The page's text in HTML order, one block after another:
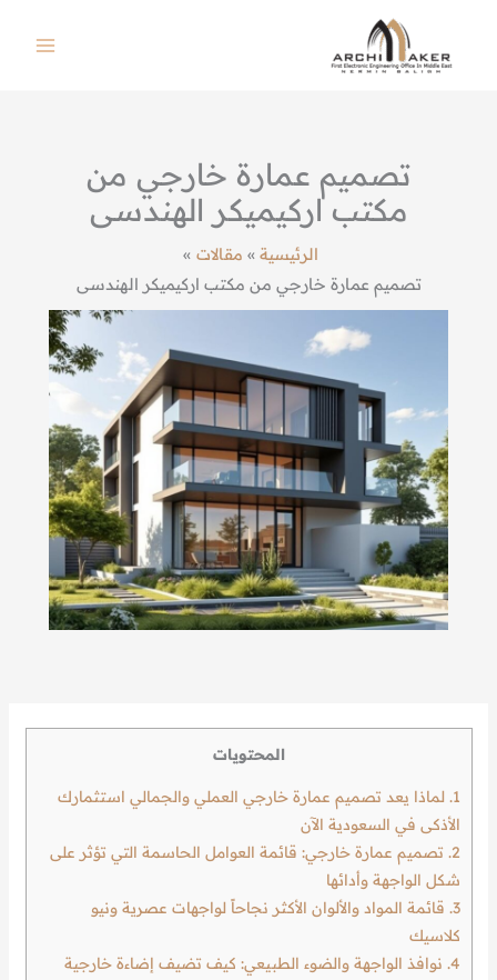
المحتوى
تصميم عمارة خارجي من
مكتب اركيميكر الهندسى
الرئيسية
مقالات
تصميم عمارة خارجي من مكتب اركيميكر الهندسى
المحتويات
1. لماذا يعد تصميم عمارة خارجي العملي والجمالي استثمارك
الأذكى في السعودية الآن
2. تصميم عمارة خارجي: قائمة العوامل الحاسمة التي تؤثر على
شكل الواجهة وأدائها
3. قائمة المواد والألوان الأكثر نجاحاً لواجهات عصرية ونيو
كلاسيك
4. نوافذ الواجهة والضوء الطبيعي: كيف تضيف إضاءة خارجية